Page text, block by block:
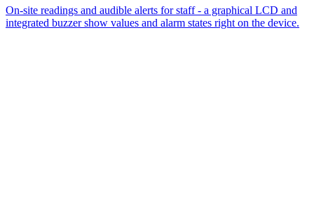
On-site readings and audible alerts for staff - a graphical LCD and
integrated buzzer show values and alarm states right on the device.